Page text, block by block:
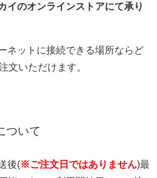
イのオンラインストアにて承り
ネットに接続できる場所ならど
文いただけます。
ついて
後(※ご注文日ではありません)最